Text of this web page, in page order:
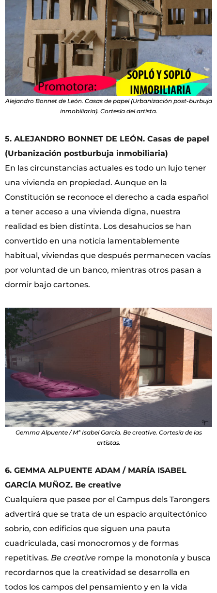
Alejandro Bonnet de León. Casas de papel (Urbanización post-burbuja
inmobiliaria). Cortesía del artista.
5. ALEJANDRO BONNET DE LEÓN. Casas de papel
(Urbanización postburbuja inmobiliaria)
En las circunstancias actuales es todo un lujo tener
una vivienda en propiedad. Aunque en la
Constitución se reconoce el derecho a cada español
a tener acceso a una vivienda digna, nuestra
realidad es bien distinta. Los desahucios se han
convertido en una noticia lamentablemente
habitual, viviendas que después permanecen vacías
por voluntad de un banco, mientras otros pasan a
dormir bajo cartones.
Gemma Alpuente / Mª Isabel García. Be creative. Cortesía de las
artistas.
6. GEMMA ALPUENTE ADAM / MARÍA ISABEL
GARCÍA MUÑOZ. Be creative
Cualquiera que pasee por el Campus dels Tarongers
advertirá que se trata de un espacio arquitectónico
sobrio, con edificios que siguen una pauta
cuadriculada, casi monocromos y de formas
repetitivas. Be creative rompe la monotonía y busca
recordarnos que la creatividad se desarrolla en
todos los campos del pensamiento y en la vida